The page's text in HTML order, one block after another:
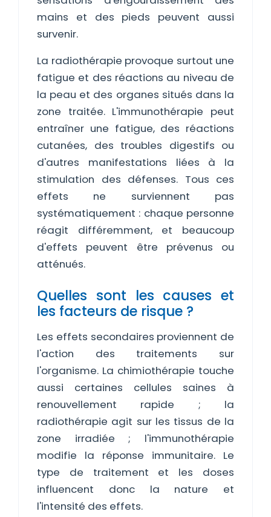
mains et des pieds peuvent aussi
survenir.
La radiothérapie provoque surtout une
fatigue et des réactions au niveau de
la peau et des organes situés dans la
zone traitée. L'immunothérapie peut
entraîner une fatigue, des réactions
cutanées, des troubles digestifs ou
d'autres manifestations liées à la
stimulation des défenses. Tous ces
effets ne surviennent pas
systématiquement : chaque personne
réagit différemment, et beaucoup
d'effets peuvent être prévenus ou
atténués.
Quelles sont les causes et
les facteurs de risque ?
Les effets secondaires proviennent de
l'action des traitements sur
l'organisme. La chimiothérapie touche
aussi certaines cellules saines à
renouvellement rapide ; la
radiothérapie agit sur les tissus de la
zone irradiée ; l'immunothérapie
modifie la réponse immunitaire. Le
type de traitement et les doses
influencent donc la nature et
l'intensité des effets.